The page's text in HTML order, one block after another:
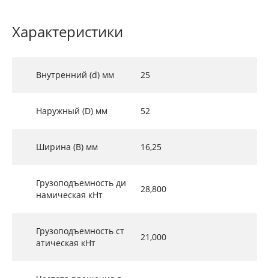
Характеристики
Внутренний (d) мм 25
Наружный (D) мм 52
Ширина (B) мм 16,25
Грузоподъемность ди
намическая кНт
28,800
Грузоподъемность ст
атическая кНт
21,000